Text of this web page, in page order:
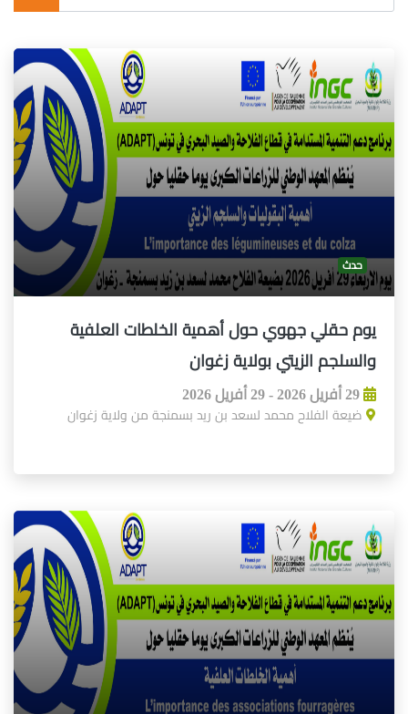
حدث
يوم حقلي جهوي حول أهمية الخلطات العلفية
والسلجم الزيتي بولاية زغوان
29 أفريل 2026 - 29 أفريل 2026
ضيعة الفلاح محمد لسعد بن ريد بسمنجة من ولاية زغوان